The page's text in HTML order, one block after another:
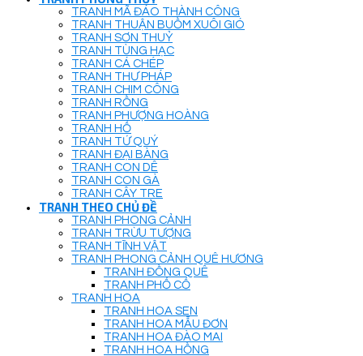
TRANH MÃ ĐÁO THÀNH CÔNG
TRANH THUẬN BUỒM XUÔI GIÓ
TRANH SƠN THUỶ
TRANH TÙNG HẠC
TRANH CÁ CHÉP
TRANH THƯ PHÁP
TRANH CHIM CÔNG
TRANH RỒNG
TRANH PHƯỢNG HOÀNG
TRANH HỔ
TRANH TỨ QUÝ
TRANH ĐẠI BÀNG
TRANH CON DÊ
TRANH CON GÀ
TRANH CÂY TRE
TRANH THEO CHỦ ĐỀ
TRANH PHONG CẢNH
TRANH TRỪU TƯỢNG
TRANH TĨNH VẬT
TRANH PHONG CẢNH QUÊ HƯƠNG
TRANH ĐỒNG QUÊ
TRANH PHỐ CỔ
TRANH HOA
TRANH HOA SEN
TRANH HOA MẪU ĐƠN
TRANH HOA ĐÀO MAI
TRANH HOA HỒNG